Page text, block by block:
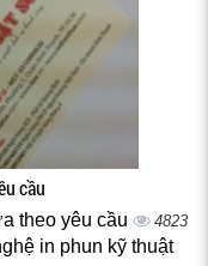
cầu
theo yêu cầu 4823
in phun kỹ thuật